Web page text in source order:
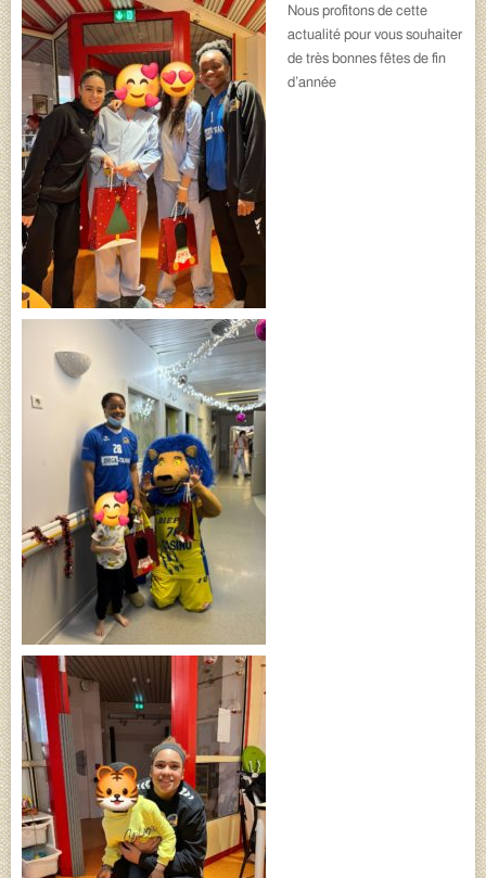
Nous profitons de cette
actualité pour vous souhaiter
de très bonnes fêtes de fin
d’année